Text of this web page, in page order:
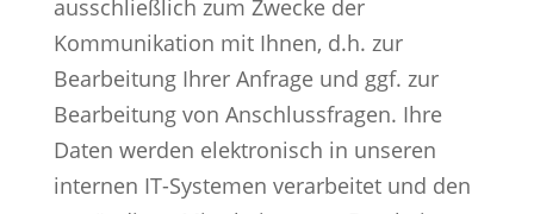
ausschließlich zum Zwecke der
Kommunikation mit Ihnen, d.h. zur
Bearbeitung Ihrer Anfrage und ggf. zur
Bearbeitung von Anschlussfragen. Ihre
Daten werden elektronisch in unseren
internen IT-Systemen verarbeitet und den